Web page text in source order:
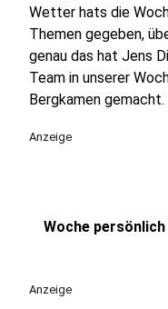
Wetter hats die
Themen gegeben,
genau das hat Jens
Team in unserer
Bergkamen gemacht.
Anzeige
Woche persönlich
Anzeige